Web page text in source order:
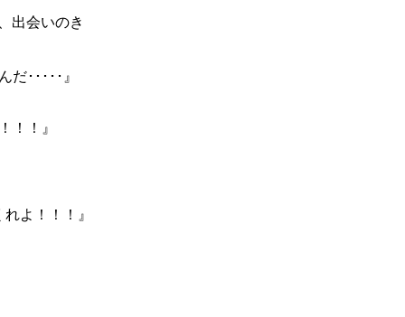
出会いのき
･････』
！！』
よ！！！』